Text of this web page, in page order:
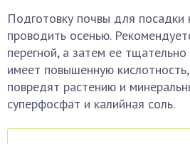
Подготовку почвы для
проводить осенью.
перегной, а затем ее тщательно
имеет повышенную
повредят растению и
суперфосфат и калийная соль.